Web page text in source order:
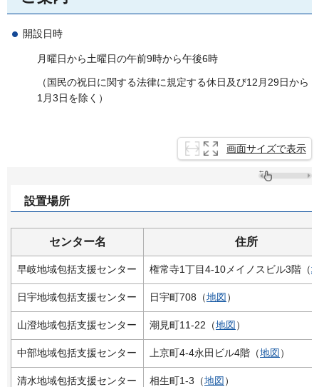
開設日時
月曜日から土曜日の午前9時から午後6時
（国民の祝日に関する法律に規定する休日及び12月29日から
1月3日を除く）
画面サイズで表示
設置場所
センター名 住所
早岐地域包括支援センター 権常寺1丁目4-10メイノスビル3階（
日宇地域包括支援センター 日宇町708（地図 ）
山澄地域包括支援センター 潮見町11-22（地図 ）
中部地域包括支援センター 上京町4-4永田ビル4階（地図 ）
清水地域包括支援センター 相生町1-3（地図 ）